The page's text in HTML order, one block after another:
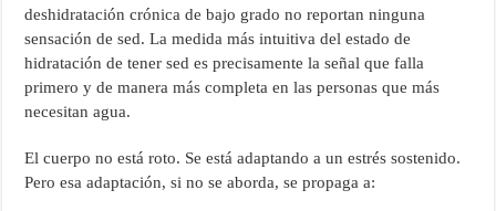
deshidratación crónica de bajo grado no reportan ninguna
sensación de sed. La medida más intuitiva del estado de
hidratación de tener sed es precisamente la señal que falla
primero y de manera más completa en las personas que más
necesitan agua.
El cuerpo no está roto. Se está adaptando a un estrés sostenido.
Pero esa adaptación, si no se aborda, se propaga a: